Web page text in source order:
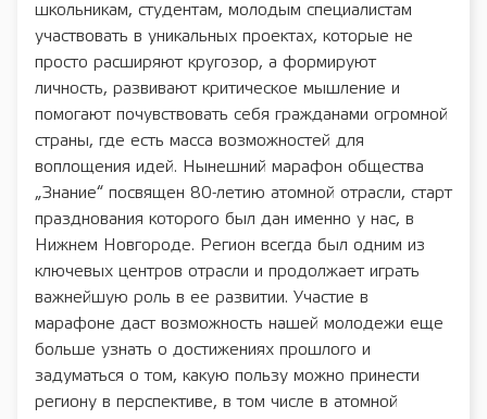
школьникам, студентам, молодым специалистам
участвовать в уникальных проектах, которые не
просто расширяют кругозор, а формируют
личность, развивают критическое мышление и
помогают почувствовать себя гражданами огромной
страны, где есть масса возможностей для
воплощения идей. Нынешний марафон общества
„Знание“ посвящен 80-летию атомной отрасли, старт
празднования которого был дан именно у нас, в
Нижнем Новгороде. Регион всегда был одним из
ключевых центров отрасли и продолжает играть
важнейшую роль в ее развитии. Участие в
марафоне даст возможность нашей молодежи еще
больше узнать о достижениях прошлого и
задуматься о том, какую пользу можно принести
региону в перспективе, в том числе в атомной